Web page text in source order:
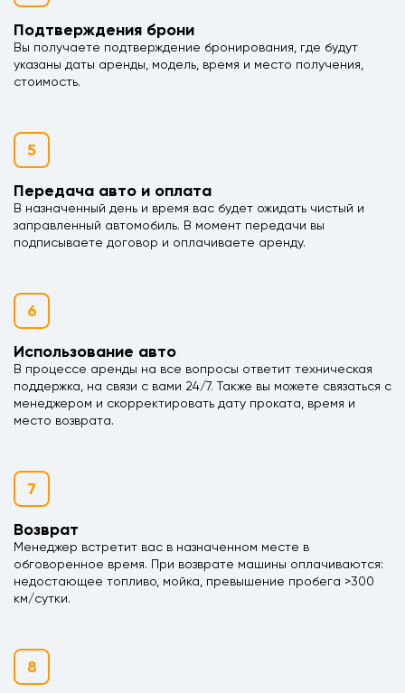
Подтверждения брони
Вы получаете подтверждение бронирования, где будут
указаны даты аренды, модель, время и место получения,
стоимость.
5
Передача авто и оплата
В назначенный день и время вас будет ожидать чистый и
заправленный автомобиль. В момент передачи вы
подписываете договор и оплачиваете аренду.
6
Использование авто
В процессе аренды на все вопросы ответит техническая
поддержка, на связи с вами 24/7. Также вы можете связаться с
менеджером и скорректировать дату проката, время и
место возврата.
7
Возврат
Менеджер встретит вас в назначенном месте в
обговоренное время. При возврате машины оплачиваются:
недостающее топливо, мойка, превышение пробега >300
км/сутки.
8